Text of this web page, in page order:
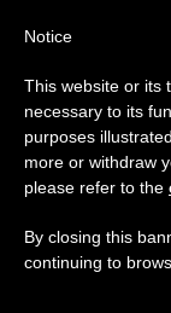
El
oltre 100
Notice
This website or its
necessary to its
purposes
more or withdraw
please refer to the
By closing this
continuing to